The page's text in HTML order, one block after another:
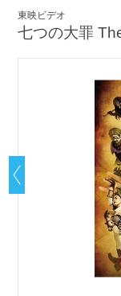
東映ビデオ
七つの大罪